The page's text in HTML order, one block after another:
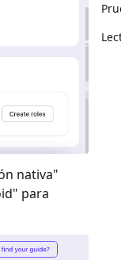
nativa"
" para